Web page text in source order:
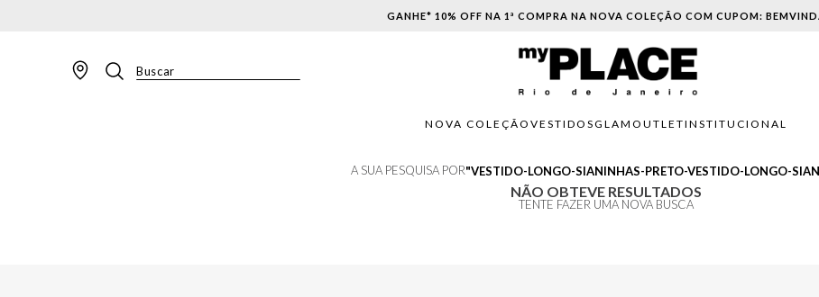
GANHE* 10% OFF NA 1ª COMPRA NA NOVA COLEÇÃO COM CUPOM:
Buscar
NOVA COLEÇÃO VESTIDOSGLAM OUTLETINSTITUCIONAL
A SUA PESQUISA POR VESTIDO-LONGO-SIANINHAS-PRETO-VESTIDO-LONGO-
NÃO OBTEVE RESULTADOS
TENTE FAZER UMA NOVA BUSCA